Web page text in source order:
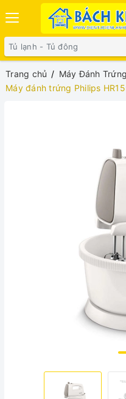
Trang chủ
Máy Đánh
Máy đánh trứng Philips